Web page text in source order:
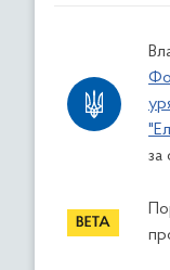
за